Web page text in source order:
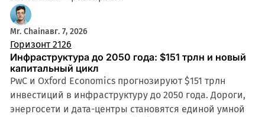
Mr. Chainавг. 7, 2026
Горизонт 2126
Инфраструктура до 2050 года: $151 трлн и новый
капитальный цикл
PwC и Oxford Economics прогнозируют $151 трлн
инвестиций в инфраструктуру до 2050 года. Дороги,
энергосети и дата-центры становятся единой умной